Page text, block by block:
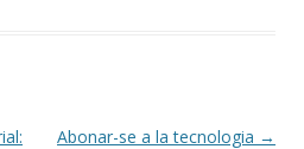
Abonar-se a la tecnologia →